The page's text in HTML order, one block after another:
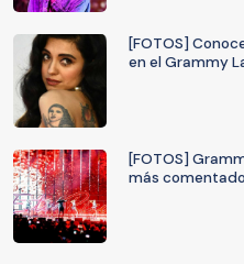
[FOTOS]
en el Grammy
[FOTOS]
más